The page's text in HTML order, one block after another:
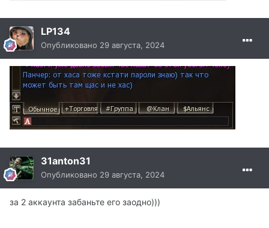
LP134
Опубликовано 29 августа, 2024
31anton31
Опубликовано 29 августа, 2024
за 2 аккаунта забаньте его заодно)))